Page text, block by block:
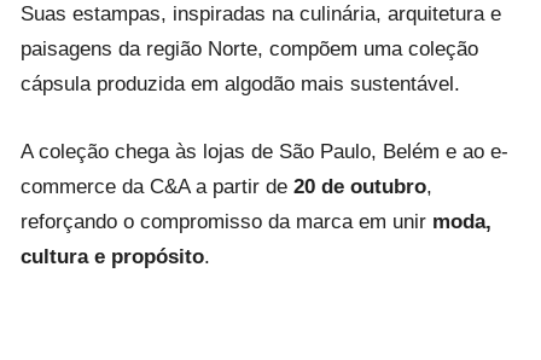
Suas estampas, inspiradas na culinária, arquitetura e
paisagens da região Norte, compõem uma coleção
cápsula produzida em algodão mais sustentável.
A coleção chega às lojas de São Paulo, Belém e ao e-
commerce da C&A a partir de 20 de outubro,
reforçando o compromisso da marca em unir moda,
cultura e propósito.